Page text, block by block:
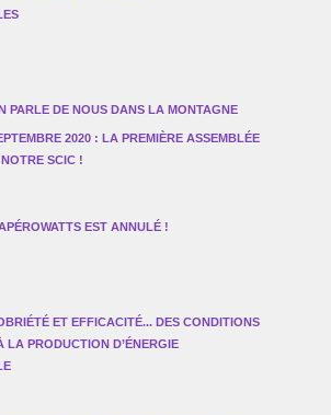
PARLE DE NOUS DANS LA MONTAGNE
2020 : LA PREMIÈRE ASSEMBLÉE
SCIC !
EST ANNULÉ !
ET EFFICACITÉ... DES CONDITIONS
LA PRODUCTION D’ÉNERGIE